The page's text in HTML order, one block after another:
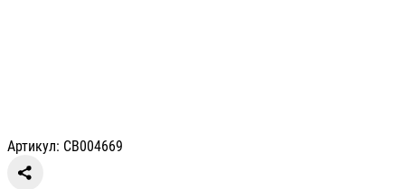
Артикул: СВ004669